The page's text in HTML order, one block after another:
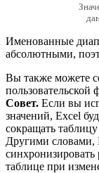
Именованные
абсолютными,
Вы также можете
пользовательской
Совет. Если вы
значений, Excel
сокращать
Другими словами,
таблице при